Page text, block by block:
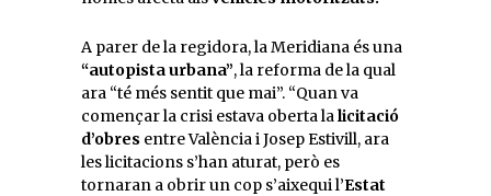
A parer de la regidora, la Meridiana és una
“autopista urbana”, la reforma de la qual
ara “té més sentit que mai”. “Quan va
començar la crisi estava oberta lalicitació
d’obres entre València i Josep Estivill, ara
les licitacions s’han aturat, però es
tornaran a obrir un cop s’aixequi l’Estat